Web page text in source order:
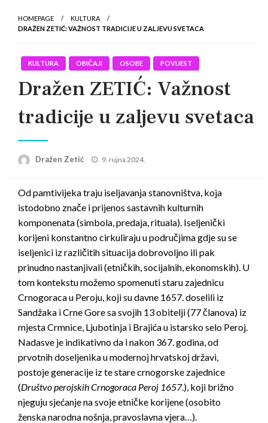
HOMEPAGE
KULTURA
DRAŽEN ZETIĆ: VAŽNOST TRADICIJE U ZALJEVU SVETACA
KULTURA OBIČAJI OSOBE POVIJEST
Dražen ZETIĆ: Važnost
tradicije u zaljevu svetaca
Dražen Zetić
Posted
9. rujna 2024.
Od pamtivijeka traju iseljavanja stanovništva, koja
istodobno znače i prijenos sastavnih kulturnih
komponenata (simbola, predaja, rituala). Iseljenički
korijeni konstantno cirkuliraju u područjima gdje su se
iseljenici iz različitih situacija dobrovoljno ili pak
prinudno nastanjivali (etničkih, socijalnih, ekonomskih). U
tom kontekstu možemo spomenuti staru zajednicu
Crnogoraca u Peroju, koji su davne 1657. doselili iz
Sandžaka i Crne Gore sa svojih 13 obitelji (77 članova) iz
mjesta Crmnice, Ljubotinja i Brajića u istarsko selo Peroj.
Nadasve je indikativno da i nakon 367. godina, od
prvotnih doseljenika u modernoj hrvatskoj državi,
postoje generacije iz te stare crnogorske zajednice
(Društvo perojskih Crnogoraca Peroj 1657.), koji brižno
njeguju sjećanje na svoje etničke korijene (osobito
ženska narodna nošnja, pravoslavna vjera…).